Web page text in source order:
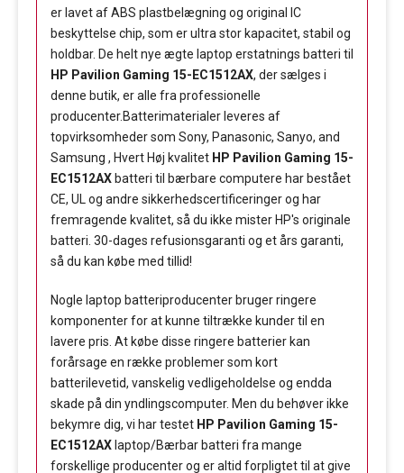
er lavet af ABS plastbelægning og original IC
beskyttelse chip, som er ultra stor kapacitet, stabil og
holdbar. De helt nye ægte laptop erstatnings batteri til
HP Pavilion Gaming 15-EC1512AX, der sælges i
denne butik, er alle fra professionelle
producenter.Batterimaterialer leveres af
topvirksomheder som Sony, Panasonic, Sanyo, and
Samsung , Hvert Høj kvalitet HP Pavilion Gaming 15-
EC1512AX batteri til bærbare computere har bestået
CE, UL og andre sikkerhedscertificeringer og har
fremragende kvalitet, så du ikke mister HP's originale
batteri. 30-dages refusionsgaranti og et års garanti,
så du kan købe med tillid!
Nogle laptop batteriproducenter bruger ringere
komponenter for at kunne tiltrække kunder til en
lavere pris. At købe disse ringere batterier kan
forårsage en række problemer som kort
batterilevetid, vanskelig vedligeholdelse og endda
skade på din yndlingscomputer. Men du behøver ikke
bekymre dig, vi har testet HP Pavilion Gaming 15-
EC1512AX laptop/Bærbar batteri fra mange
forskellige producenter og er altid forpligtet til at give